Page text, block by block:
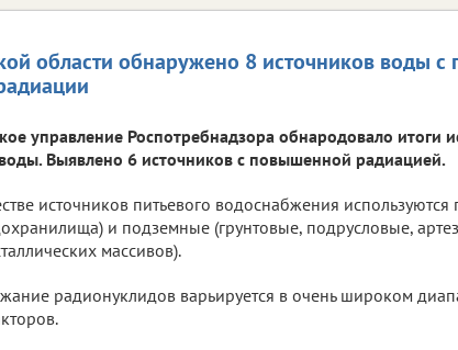
области обнаружено 8 источников воды
управление Роспотребнадзора обнародовало итоги
Выявлено 6 источников с повышенной радиацией.
источников питьевого водоснабжения
и подземные (грунтовые, подрусловые,
массивов).
радионуклидов варьируется в очень широком